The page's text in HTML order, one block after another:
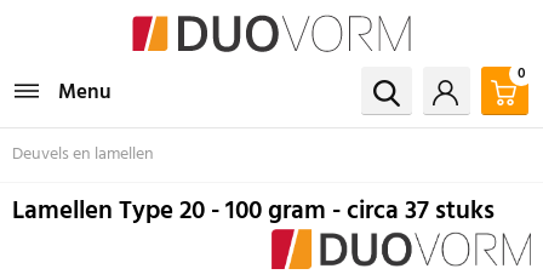
Menu
0
Deuvels en lamellen
Lamellen Type 20 - 100 gram - circa 37 stuks